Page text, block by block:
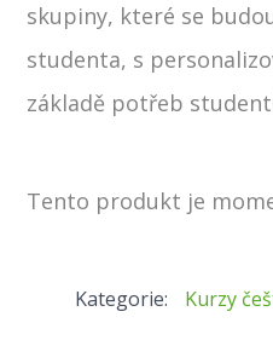
skupiny, které se
studenta, s
základě potřeb
Tento produkt je
Kategorie: Kurzy